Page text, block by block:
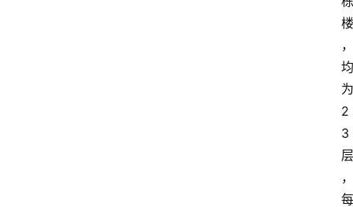
楼
，
均
为
2
3
层
，
每